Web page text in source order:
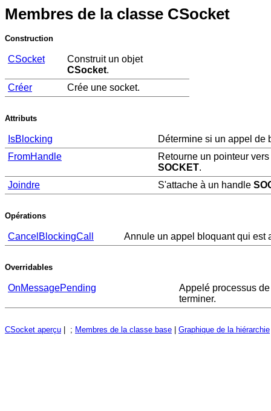
Membres de la classe CSocket
Construction
CSocket
Construit un objet
CSocket.
Créer
Crée une socket.
Attributs
IsBlocking
Détermine si un appel de
FromHandle
Retourne un pointeur
SOCKET.
Joindre
S'attache à un handle
Opérations
CancelBlockingCall Annule un appel bloquant qui est
Overridables
OnMessagePending
Appelé processus
terminer.
CSocket aperçu | ; Membres de la classe base Graphique de la hiérarchie